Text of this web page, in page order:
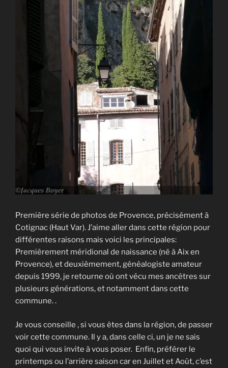
Première série de photos de Provence, précisément à
Cotignac (Haut Var). J’aime aller dans cette région pour
différentes raisons mais voici les principales:
Premièrement méridional de naissance (né à Aix en
Provence),et deuxièmement, généalogiste amateur
depuis 1999, je retourne où ont vécu mes ancêtres sur
plusieurs générations, et notamment dans cette
commune. .
Je vous conseille , si vous êtes dans la région, de passer
voir cette commune. Il y a, dans celle ci, un je ne sais
quoi qui vous invite à vous poser. Enfin, préférer le
printemps ou l’arrière saison car en Juillet et Août, c’est